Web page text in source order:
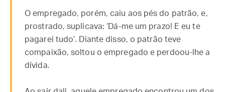
O empregado, porém, caiu aos pés do patrão, e,
prostrado, suplicava: ‘Dá-me um prazo! E eu te
pagarei tudo’. Diante disso, o patrão teve
compaixão, soltou o empregado e perdoou-lhe a
dívida.